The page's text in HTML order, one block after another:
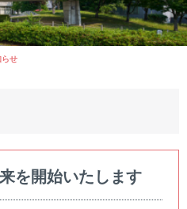
らせ
を開始いたします